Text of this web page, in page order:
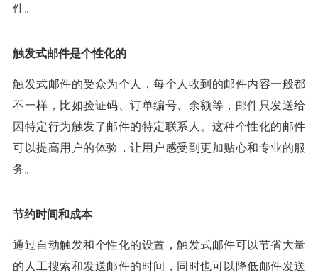
件。
触发式邮件是个性化的
触发式邮件的受众为个人，每个人收到的邮件内容一般都
不一样，比如验证码、订单编号、余额等，邮件只发送给
因特定行为触发了邮件的特定联系人。这种个性化的邮件
可以提高用户的体验，让用户感受到更加贴心和专业的服
务。
节约时间和成本
通过自动触发和个性化的设置，触发式邮件可以节省大量
的人工搜索和发送邮件的时间，同时也可以降低邮件发送